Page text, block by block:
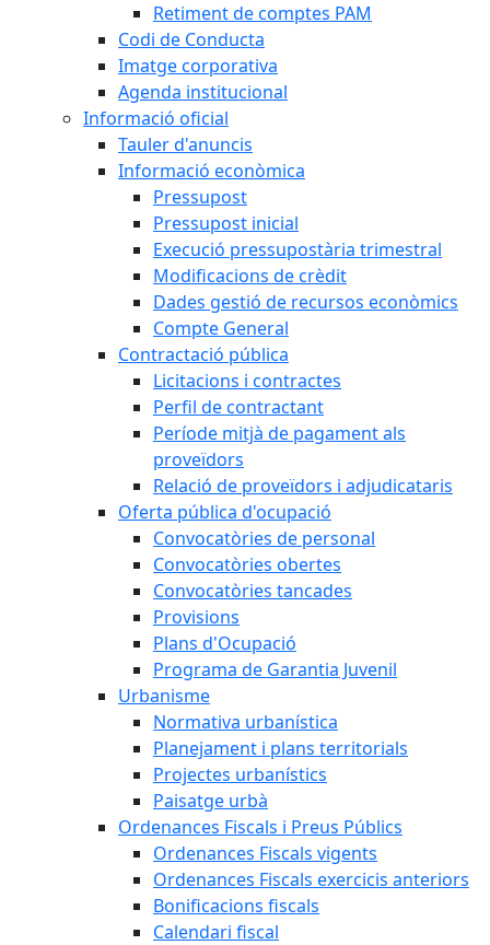
Retiment de comptes PAM
Codi de Conducta
Imatge corporativa
Agenda institucional
Informació oficial
Tauler d'anuncis
Informació econòmica
Pressupost
Pressupost inicial
Execució pressupostària trimestral
Modificacions de crèdit
Dades gestió de recursos econòmics
Compte General
Contractació pública
Licitacions i contractes
Perfil de contractant
Període mitjà de pagament als
proveïdors
Relació de proveïdors i adjudicataris
Oferta pública d'ocupació
Convocatòries de personal
Convocatòries obertes
Convocatòries tancades
Provisions
Plans d'Ocupació
Programa de Garantia Juvenil
Urbanisme
Normativa urbanística
Planejament i plans territorials
Projectes urbanístics
Paisatge urbà
Ordenances Fiscals i Preus Públics
Ordenances Fiscals vigents
Ordenances Fiscals exercicis anteriors
Bonificacions fiscals
Calendari fiscal